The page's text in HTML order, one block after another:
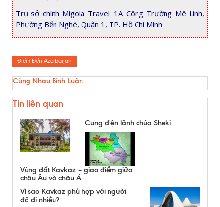
Trụ sở chính Migola Travel: 1A Công Trường Mê Linh,
Phường Bến Nghé, Quận 1, TP. Hồ Chí Minh
Điểm Đến Azerbaijan
Cùng Nhau Bình Luận
Tin liên quan
Cung điện lãnh chúa Sheki
Vùng đất Kavkaz – giao điểm giữa
châu Âu và châu Á
Vì sao Kavkaz phù hợp với người
đã đi nhiều?